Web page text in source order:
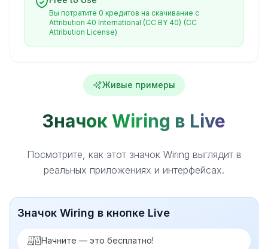
Вы потратите 0 кредитов на скачивание с
Attribution 40 International (CC BY 40) (CC
Attribution License)
Живые примеры
Значок Wiring в Live
Посмотрите, как этот значок Wiring выглядит в
реальных приложениях и интерфейсах.
Значок Wiring в кнопке Live
Начните — это бесплатно!